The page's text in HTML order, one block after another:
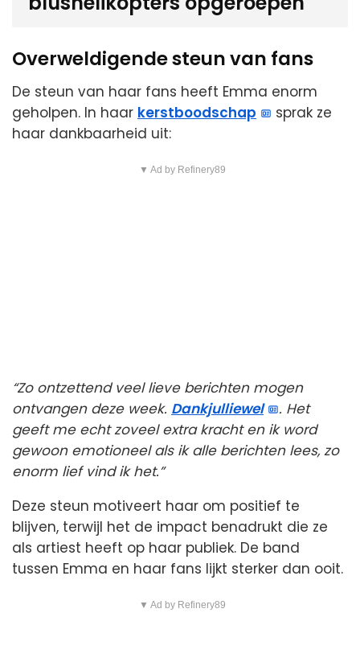
Overweldigende steun van fans
De steun van haar fans heeft Emma enorm
geholpen. In haar kerstboodschap
sprak ze
haar dankbaarheid uit:
▼ Ad by Refinery89
“Zo ontzettend veel lieve berichten mogen
ontvangen deze week. Dankjulliewel
. Het
geeft me echt zoveel extra kracht en ik word
gewoon emotioneel als ik alle berichten lees, zo
enorm lief vind ik het.”
Deze steun motiveert haar om positief te
blijven, terwijl het de impact benadrukt die ze
als artiest heeft op haar publiek. De band
tussen Emma en haar fans lijkt sterker dan ooit.
▼ Ad by Refinery89